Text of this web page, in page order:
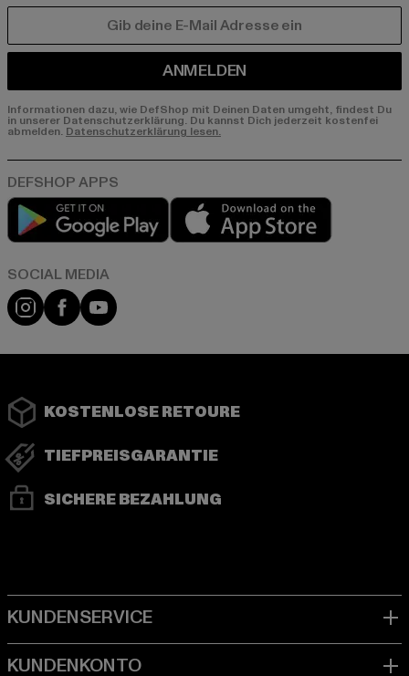
ANMELDEN
Informationen dazu, wie DefShop mit Deinen Daten umgeht, findest Du
in unserer Datenschutzerklärung. Du kannst Dich jederzeit kostenfei
abmelden. Datenschutzerklärung lesen.
Play market
Instagram
FacebookYouTube
KOSTENLOSE RETOURE
TIEFPREISGARANTIE
SICHERE BEZAHLUNG